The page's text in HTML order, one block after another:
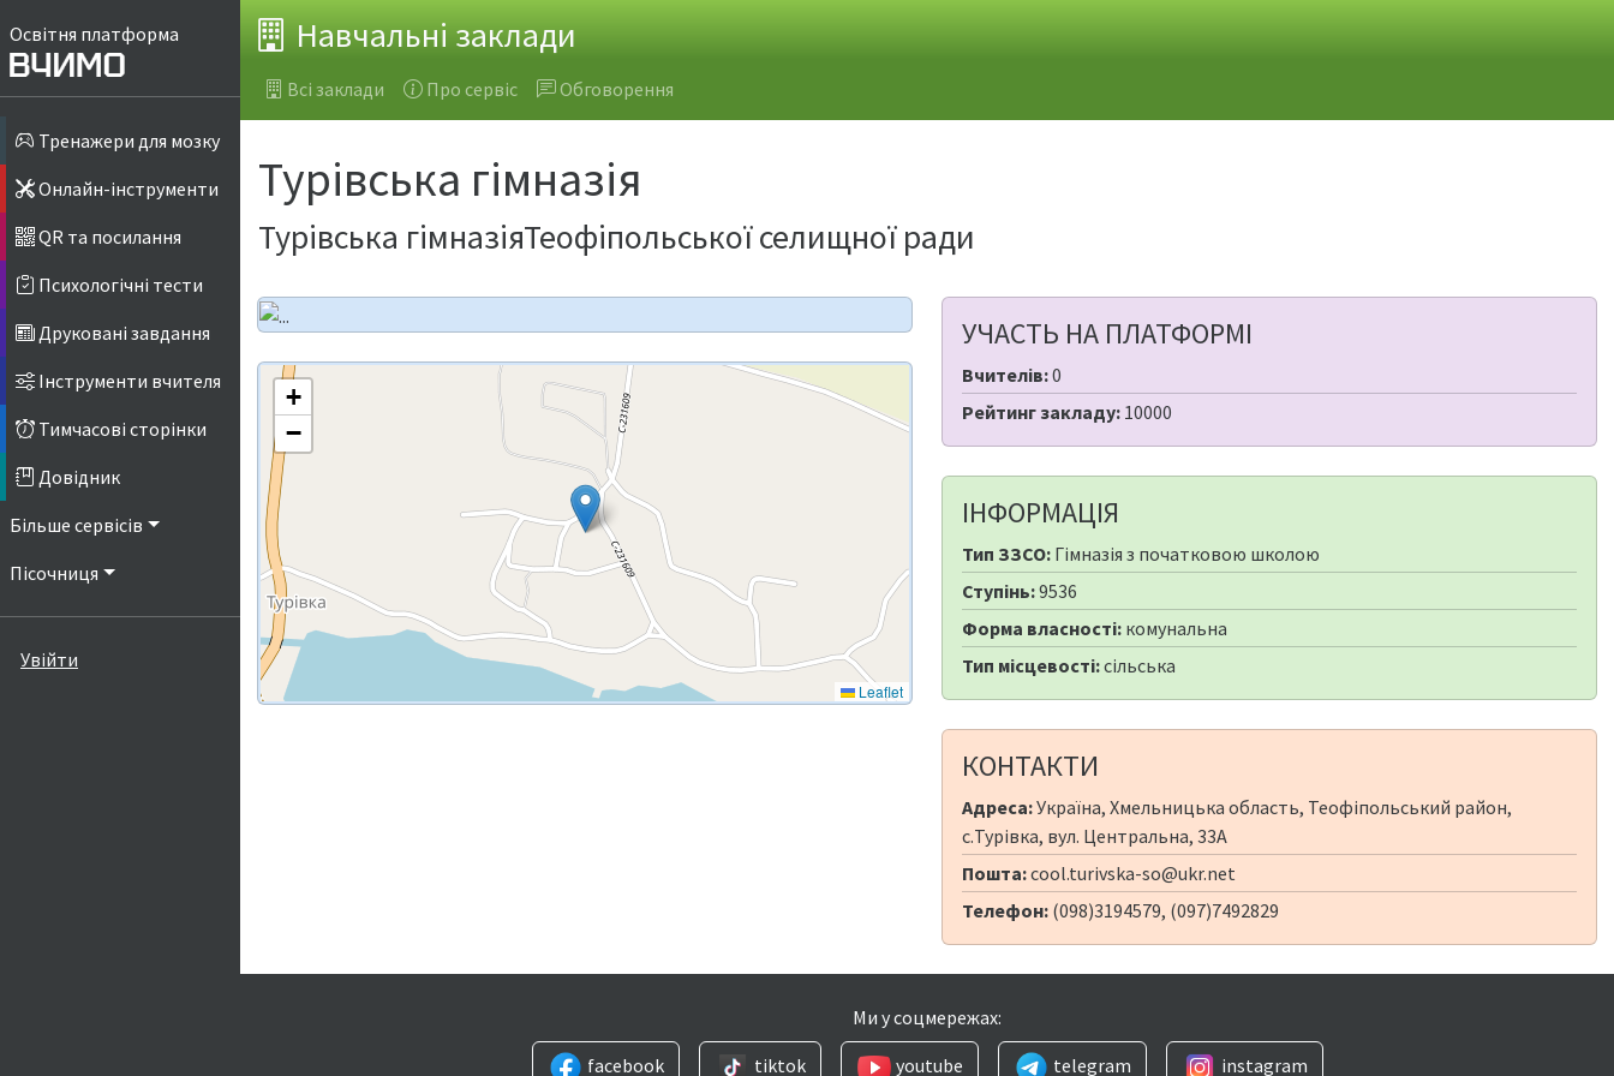
Освітня платформа
Тренажери для мозку
Онлайн-інструменти
QR та посилання
Психологічні тести
Друковані завдання
Інструменти вчителя
Тимчасові сторінки
Довідник
Більше сервісів
Пісочниця
Увійти
Навчальні заклади
Всі заклади Про сервіс Обговорення
Турівська гімназія
Турівська гімназіяТеофіпольської селищної ради
+
−
Leaflet
УЧАСТЬ НА ПЛАТФОРМІ
Вчителів:0
Рейтинг закладу: 10000
ІНФОРМАЦІЯ
Тип ЗЗСО: Гімназія з початковою школою
Ступінь:9536
Форма власності: комунальна
Тип місцевості:сільська
КОНТАКТИ
Адреса:Україна, Хмельницька область, Теофіпольський район,
с.Турівка, вул. Центральна, 33А
Пошта:cool.turivska-so@ukr.net
Телефон: (098)3194579, (097)7492829
Ми у соцмережах:
facebook
tiktok youtube telegram instagram